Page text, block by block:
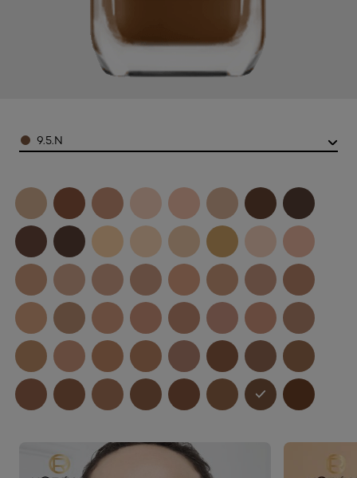
Color9.5.N